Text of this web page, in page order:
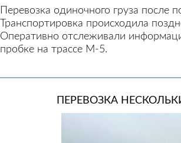
Перевозка одиночного груза после
Транспортировка происходила
Оперативно отслеживали
пробке на трассе М-5.
ПЕРЕВОЗКА